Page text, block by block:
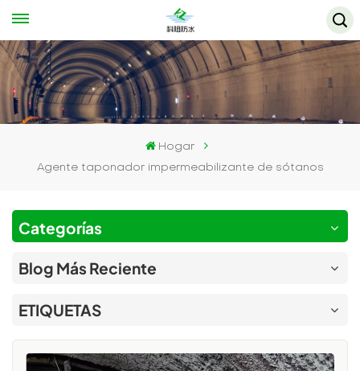
Hogar
Agente taponador impermeabilizante de sótanos
Categorías
Blog Más Reciente
ETIQUETAS